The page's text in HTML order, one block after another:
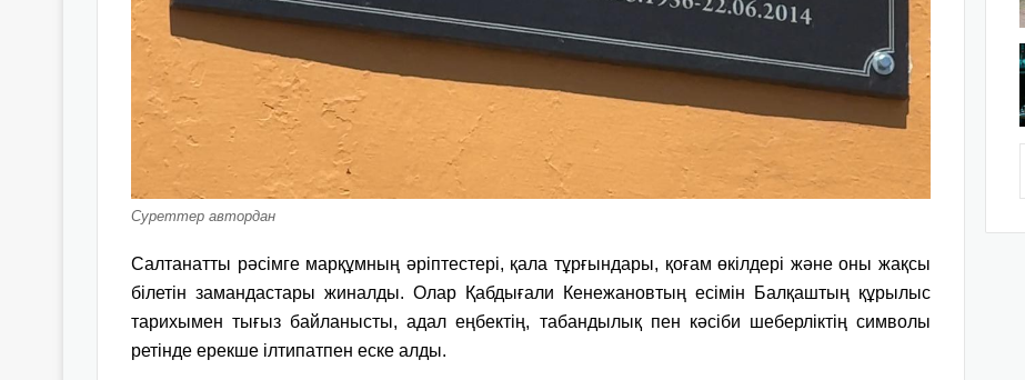
Суреттер автордан
Салтанатты рәсімге марқұмның әріптестері, қала тұрғындары, қоғам өкілдері және оны жақсы
білетін замандастары жиналды. Олар Қабдығали Кенежановтың есімін Балқаштың құрылыс
тарихымен тығыз байланысты, адал еңбектің, табандылық пен кәсіби шеберліктің символы
ретінде ерекше ілтипатпен еске алды.